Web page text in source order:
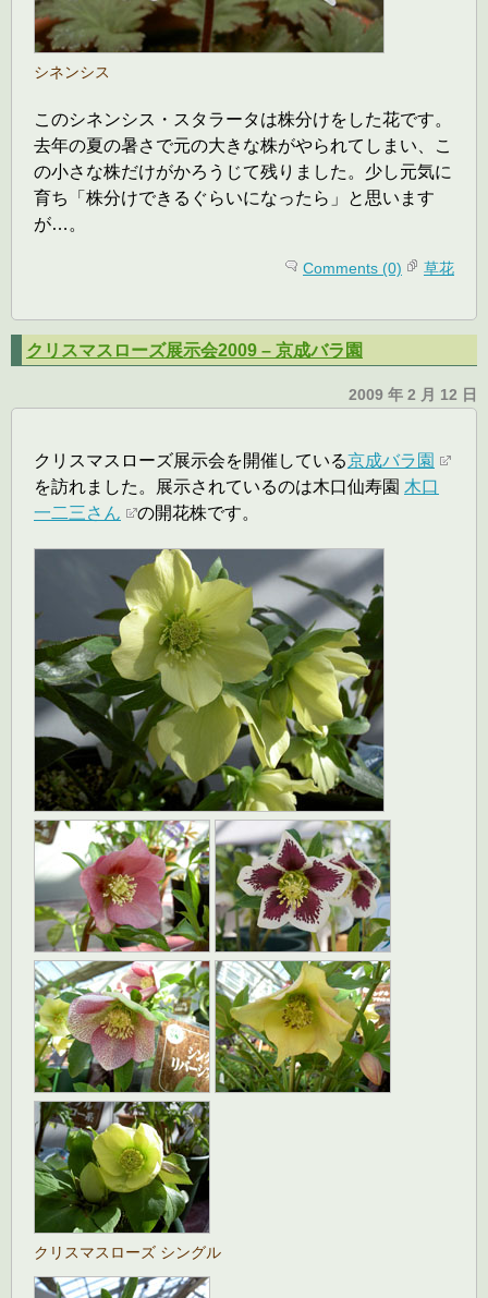
シネンシス
このシネンシス・スタラータは株分けをした花です。
去年の夏の暑さで元の大きな株がやられてしまい、こ
の小さな株だけがかろうじて残りました。少し元気に
育ち「株分けできるぐらいになったら」と思います
が…。
Comments (0) 草花
クリスマスローズ展示会2009 – 京成バラ園
2009 年 2 月 12 日
クリスマスローズ展示会を開催している京成バラ園
を訪れました。展示されているのは木口仙寿園 木口
一二三さん
の開花株です。
クリスマスローズ シングル